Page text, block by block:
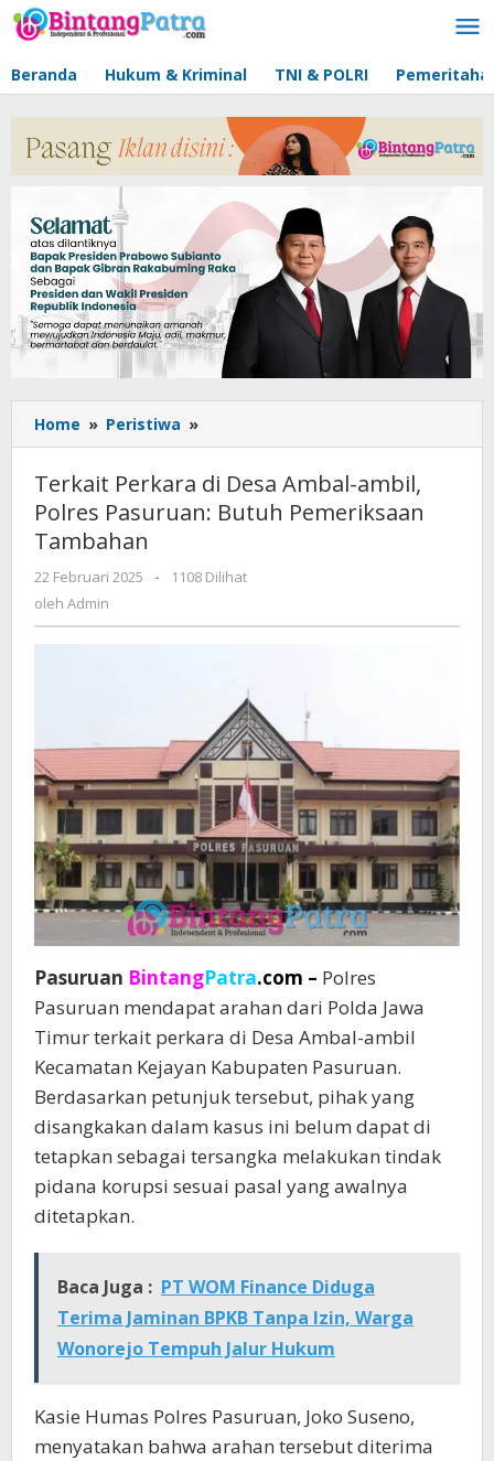
Lewati
ke
Beranda Hukum & Kriminal TNI & POLRI
Home » Peristiwa »
Perkara
di
Desa
Ambal-
Pasuruan:
Pemeriksaan
Terkait Perkara di Desa Ambal-ambil,
Polres Pasuruan: Butuh Pemeriksaan
Tambahan
22 Februari 2025
oleh
-
1108 Dilihat
oleh Admin
Pasuruan BintangPatra.com – Polres
Pasuruan mendapat arahan dari Polda Jawa
Timur terkait perkara di Desa Ambal-ambil
Kecamatan Kejayan Kabupaten Pasuruan.
Berdasarkan petunjuk tersebut, pihak yang
disangkakan dalam kasus ini belum dapat di
tetapkan sebagai tersangka melakukan tindak
pidana korupsi sesuai pasal yang awalnya
ditetapkan.
Baca Juga : PT WOM Finance Diduga
Terima Jaminan BPKB Tanpa Izin, Warga
Wonorejo Tempuh Jalur Hukum
Kasie Humas Polres Pasuruan, Joko Suseno,
menyatakan bahwa arahan tersebut diterima